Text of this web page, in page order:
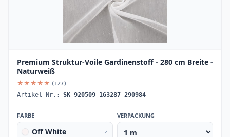
Premium Struktur-Voile Gardinenstoff - 280 cm Breite -
Naturweiß
★★★★★ (127)
Artikel-Nr.: SK_920509_163287_290984
FARBE
Off White
VERPACKUNG